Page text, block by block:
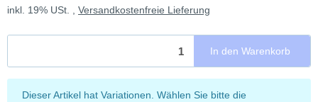
inkl. 19% USt. , Versandkostenfreie Lieferung
In den Warenkorb
x
Dieser Artikel hat Variationen. Wählen Sie bitte die